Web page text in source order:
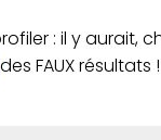
: il y aurait,
FAUX résultats !